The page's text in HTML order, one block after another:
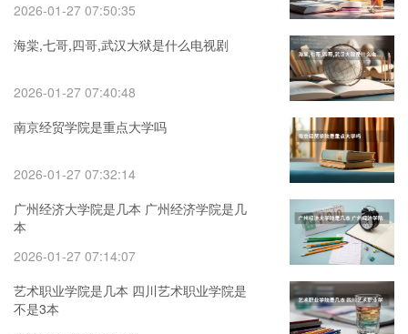
2026-01-27 07:50:35
海棠,七哥,四哥,武汉大狱是什么电视剧
2026-01-27 07:40:48
南京经贸学院是重点大学吗
2026-01-27 07:32:14
广州经济大学院是几本 广州经济学院是几
本
2026-01-27 07:14:07
艺术职业学院是几本 四川艺术职业学院是
不是3本